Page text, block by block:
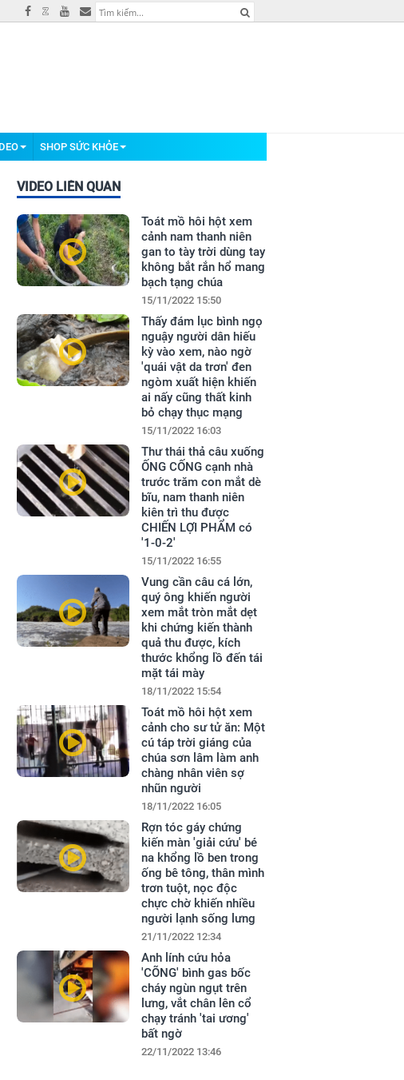
SHOP SỨC KHỎE
VIDEO LIÊN QUAN
Toát mồ hôi hột xem
cảnh nam thanh niên
gan to tày trời dùng tay
không bắt rắn hổ mang
bạch tạng chúa
15/11/2022 15:50
Thấy đám lục bình ngọ
nguậy người dân hiếu
kỳ vào xem, nào ngờ
'quái vật da trơn' đen
ngòm xuất hiện khiến
ai nấy cũng thất kinh
bỏ chạy thục mạng
15/11/2022 16:03
Thư thái thả câu xuống
ỐNG CỐNG cạnh nhà
trước trăm con mắt dè
bĩu, nam thanh niên
kiên trì thu được
CHIẾN LỢI PHẨM có
'1-0-2'
15/11/2022 16:55
Vung cần câu cá lớn,
quý ông khiến người
xem mắt tròn mắt dẹt
khi chứng kiến thành
quả thu được, kích
thước khổng lồ đến tái
mặt tái mày
18/11/2022 15:54
Toát mồ hôi hột xem
cảnh cho sư tử ăn: Một
cú táp trời giáng của
chúa sơn lâm làm anh
chàng nhân viên sợ
nhũn người
18/11/2022 16:05
Rợn tóc gáy chứng
kiến màn 'giải cứu' bé
na khổng lồ ben trong
ống bê tông, thân mình
trơn tuột, nọc độc
chực chờ khiến nhiều
người lạnh sống lưng
21/11/2022 12:34
Anh lính cứu hỏa
'CÕNG' bình gas bốc
cháy ngùn ngụt trên
lưng, vắt chân lên cổ
chạy tránh 'tai ương'
bất ngờ
22/11/2022 13:46